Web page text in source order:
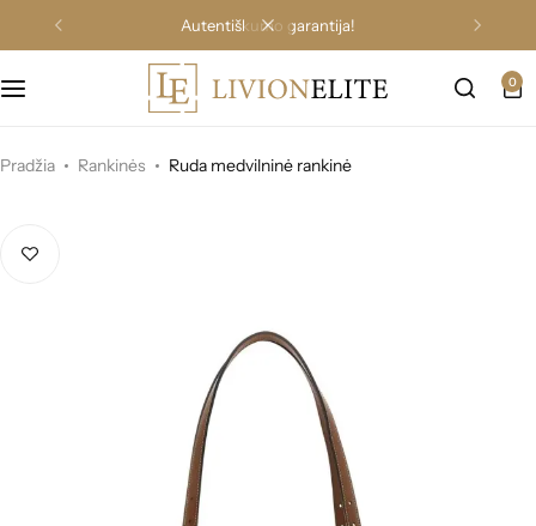
autentiškumo garantija!
0
Pradžia Rankinės Ruda medvilninė rankinė